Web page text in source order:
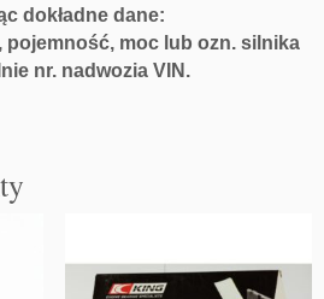
dokładne dane:
moc lub ozn. silnika
nr. nadwozia VIN.